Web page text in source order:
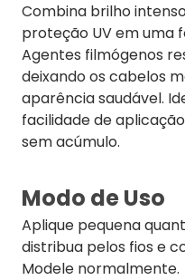
Combina brilho
proteção UV em uma
Agentes filmógenos
deixando os cabelos
aparência saudável.
facilidade de
sem acúmulo.
Modo de Uso
Aplique pequena
distribua pelos fios e
Modele normalmente.